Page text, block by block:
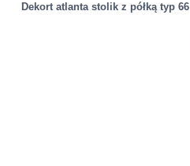
Dekort atlanta stolik z półką typ 66